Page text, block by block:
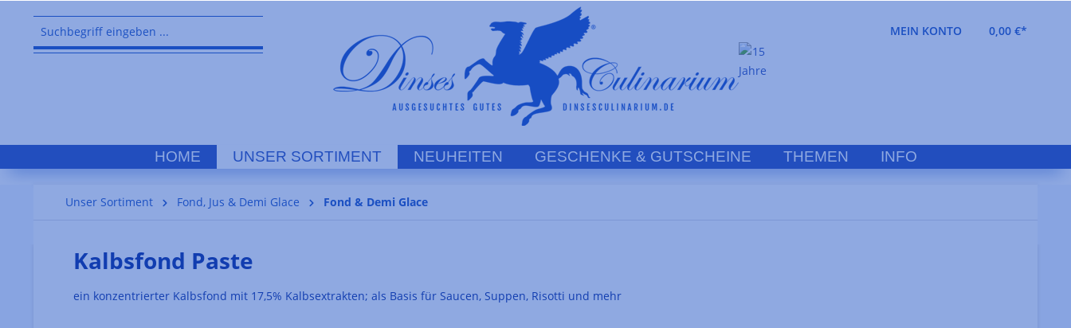
Zur Hauptnavigation springen
MEIN KONTO
0,00 €*
HOME UNSER SORTIMENT NEUHEITEN GESCHENKE & GUTSCHEINE THEMEN INFO
Unser Sortiment Fond, Jus & Demi Glace Fond & Demi Glace
Kalbsfond Paste
ein konzentrierter Kalbsfond mit 17,5% Kalbsextrakten; als Basis für Saucen, Suppen, Risotti und mehr